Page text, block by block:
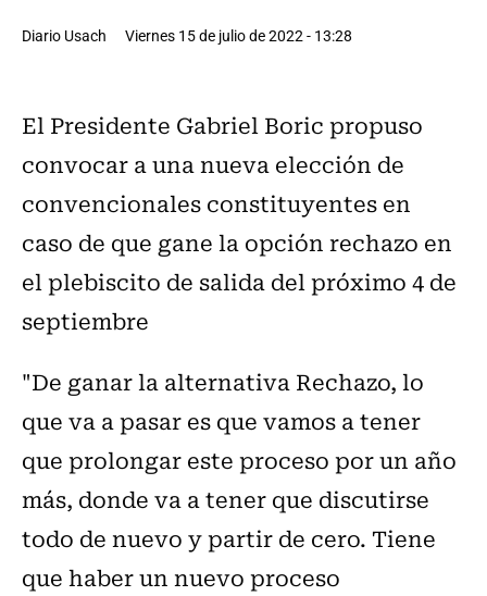
Diario Usach Viernes 15 de julio de 2022 - 13:28
El Presidente Gabriel Boric propuso
convocar a una nueva elección de
convencionales constituyentes en
caso de que gane la opción rechazo en
el plebiscito de salida del próximo 4 de
septiembre
"De ganar la alternativa Rechazo, lo
que va a pasar es que vamos a tener
que prolongar este proceso por un año
más, donde va a tener que discutirse
todo de nuevo y partir de cero. Tiene
que haber un nuevo proceso